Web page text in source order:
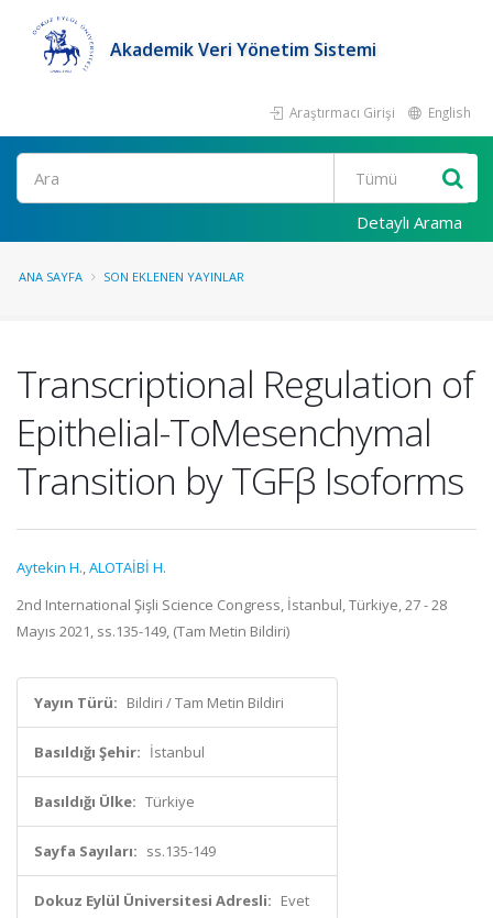
Akademik Veri Yönetim Sistemi
Araştırmacı Girişi English
Ara
Detaylı Arama
ANA SAYFA SON EKLENEN YAYINLAR
Transcriptional Regulation of
Epithelial-ToMesenchymal
Transition by TGFβ Isoforms
Aytekin H.,ALOTAİBİ H.
2nd International Şişli Science Congress, İstanbul, Türkiye, 27 - 28
Mayıs 2021, ss.135-149, (Tam Metin Bildiri)
Yayın Türü: Bildiri / Tam Metin Bildiri
Basıldığı Şehir: İstanbul
Basıldığı Ülke: Türkiye
Sayfa Sayıları: ss.135-149
Dokuz Eylül Üniversitesi Adresli: Evet